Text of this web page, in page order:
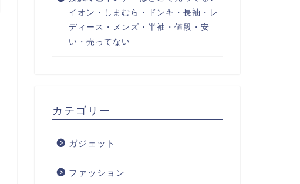
イオン・しまむら・ドンキ・長袖・レ
ディース・メンズ・半袖・値段・安
い・売ってない
カテゴリー
ガジェット
ファッション